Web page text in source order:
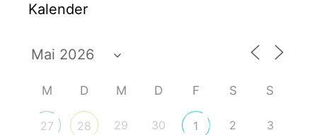
Kalender
M D M D F S S
27 28 29 30 1 2 3